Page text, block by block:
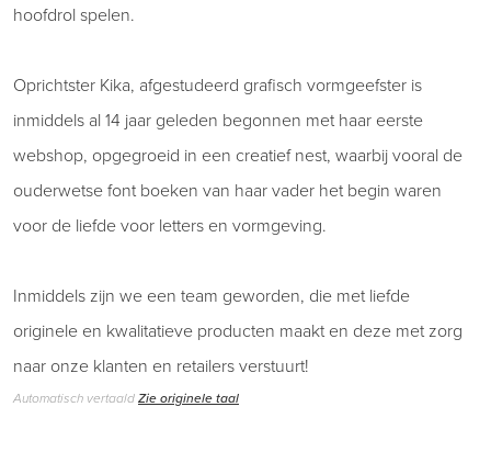
hoofdrol spelen.
Oprichtster Kika, afgestudeerd grafisch vormgeefster is
inmiddels al 14 jaar geleden begonnen met haar eerste
webshop, opgegroeid in een creatief nest, waarbij vooral de
ouderwetse font boeken van haar vader het begin waren
voor de liefde voor letters en vormgeving.
Inmiddels zijn we een team geworden, die met liefde
originele en kwalitatieve producten maakt en deze met zorg
naar onze klanten en retailers verstuurt!
Automatisch vertaaldZie originele taal